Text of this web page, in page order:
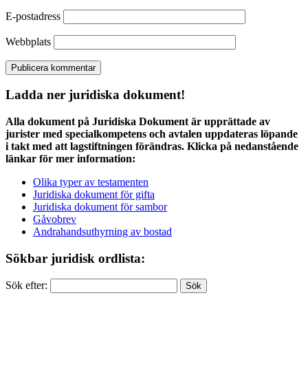
E-postadress
Webbplats
Ladda ner juridiska dokument!
Alla dokument på Juridiska Dokument är upprättade av
jurister med specialkompetens och avtalen uppdateras löpande
i takt med att lagstiftningen förändras. Klicka på nedanstående
länkar för mer information:
Olika typer av testamenten
Juridiska dokument för gifta
Juridiska dokument för sambor
Gåvobrev
Andrahandsuthyrning av bostad
Sökbar juridisk ordlista:
Sök efter: